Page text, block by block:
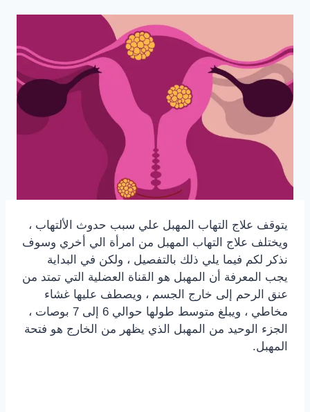
يتوقف علاج التهاب المهبل علي سبب حدوث الألتهاب ،
ويختلف علاج التهاب المهبل من امرأة الي أخري وسوف
نذكر لكم فيما يلي ذلك بالتفصيل ، ولكن في البداية
يجب المعرفة أن المهبل هو القناة العضلية التي تمتد من
عنق الرحم إلى خارج الجسم ، ويصطف عليها غشاء
مخاطي ، ويبلغ متوسط ​​طولها حوالي 6 إلى 7 بوصات ،
الجزء الوحيد من المهبل الذي يظهر من الخارج هو فتحة
المهبل.